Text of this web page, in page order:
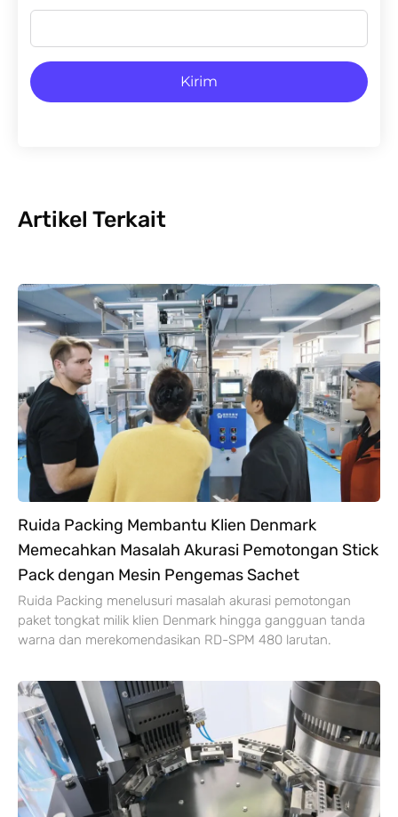
Kirim
Artikel Terkait
Ruida Packing Membantu Klien Denmark
Memecahkan Masalah Akurasi Pemotongan Stick
Pack dengan Mesin Pengemas Sachet
Ruida Packing menelusuri masalah akurasi pemotongan
paket tongkat milik klien Denmark hingga gangguan tanda
warna dan merekomendasikan RD-SPM 480 larutan.